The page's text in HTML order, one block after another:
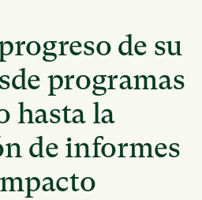
de su
programas
hasta la
de informes